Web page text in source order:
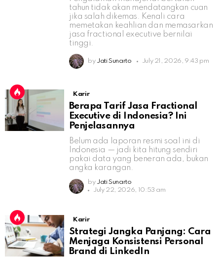
tahun tidak akan mendatangkan cuan
jika salah dikemas. Kenali cara
memetakan keahlian dan memasarkan
jasa fractional executive bernilai
tinggi.
by Jati Sunarto July 21, 2026, 9:43 pm
Karir
Berapa Tarif Jasa Fractional
Executive di Indonesia? Ini
Penjelasannya
Belum ada laporan resmi soal ini di
Indonesia — jadi kita hitung sendiri
pakai data yang beneran ada, bukan
angka karangan.
by Jati Sunarto
July 22, 2026, 10:53 am
Karir
Strategi Jangka Panjang: Cara
Menjaga Konsistensi Personal
Brand di LinkedIn